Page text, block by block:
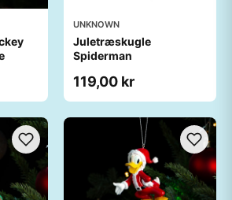
UNKNOWN
Juletræskugle
Spiderman
119,00 kr